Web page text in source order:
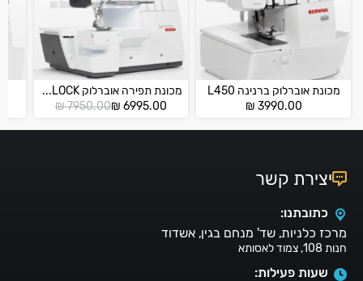
מכונת אוברלוק ברנינה L450
₪ 3990.00
מכונת תפירה אוברלוק b68 AIRLOCK
₪7950.00
המחיר
היה:
₪ 6995.00
המחיר
הוא:
יצירת קשר
כתובתנו:
מרכז כלניות, שד' מנחם בגין, אשדוד
חנות 108, צמוד לאסותא
שעות פעילות: